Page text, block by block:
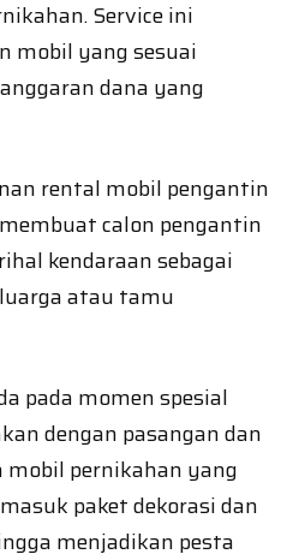
Service ini
mobil yang sesuai
dana yang
rental mobil pengantin
calon pengantin
kendaraan sebagai
atau tamu
pada momen spesial
dengan pasangan dan
mobil pernikahan yang
paket dekorasi dan
menjadikan pesta